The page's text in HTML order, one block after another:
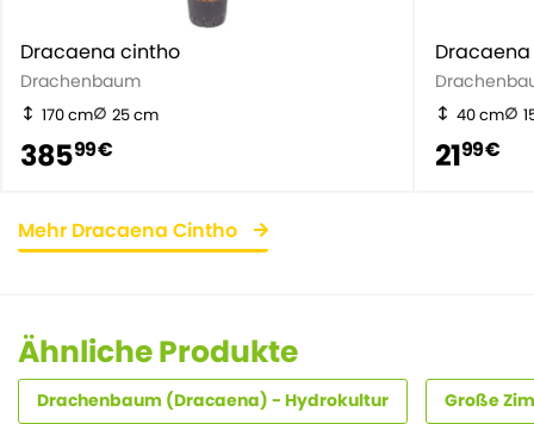
Dracaena cintho
Drachenbaum
170 cm 25 cm
38599 €
40 cm
2199 €
Mehr Dracaena Cintho
Ähnliche Produkte
Drachenbaum (Dracaena) - Hydrokultur Große